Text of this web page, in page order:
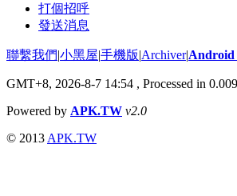
打個招呼
發送消息
聯繫我們|小黑屋|手機版|Archiver|Android
GMT+8, 2026-8-7 14:54 , Processed in
Powered by APK.TW v2.0
© 2013 APK.TW